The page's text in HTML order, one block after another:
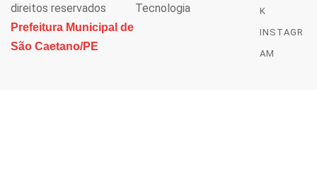
direitos reservados
Prefeitura Municipal de
São Caetano/PE
Tecnologia
K
INSTAGR
AM